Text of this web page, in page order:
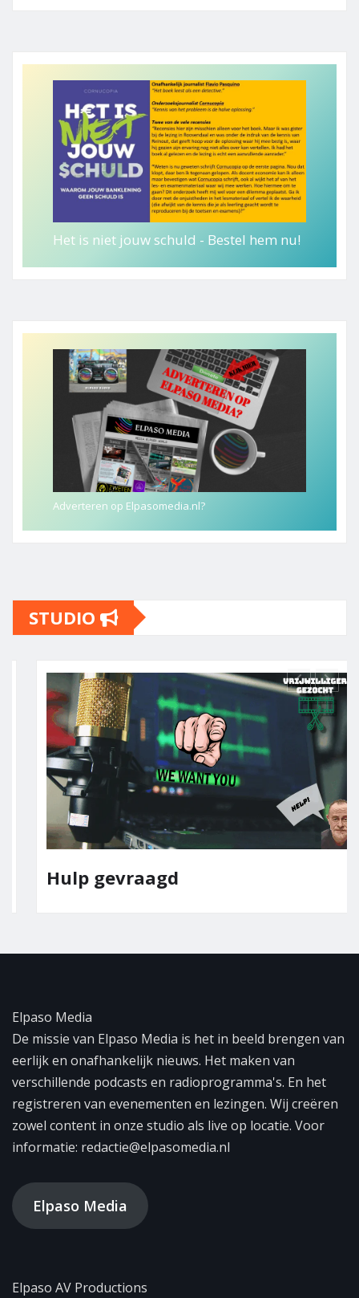
Het is niet jouw schuld - Bestel hem nu!
Adverteren op Elpasomedia.nl?
STUDIO
Hulp gevraagd
Elpaso Media
De missie van Elpaso Media is het in beeld brengen van
eerlijk en onafhankelijk nieuws. Het maken van
verschillende podcasts en radioprogramma's. En het
registreren van evenementen en lezingen. Wij creëren
zowel content in onze studio als live op locatie. Voor
informatie: redactie@elpasomedia.nl
Elpaso Media
Elpaso AV Productions